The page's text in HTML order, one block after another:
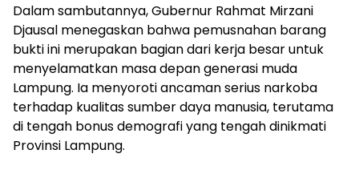
Dalam sambutannya, Gubernur Rahmat Mirzani
Djausal menegaskan bahwa pemusnahan barang
bukti ini merupakan bagian dari kerja besar untuk
menyelamatkan masa depan generasi muda
Lampung. Ia menyoroti ancaman serius narkoba
terhadap kualitas sumber daya manusia, terutama
di tengah bonus demografi yang tengah dinikmati
Provinsi Lampung.